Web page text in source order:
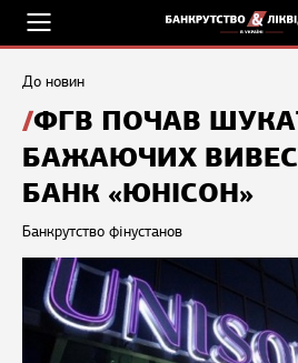
До новин
ФГВ ПОЧАВ
БАЖАЮЧИХ
БАНК «ЮНІСОН»
Банкрутство фінустанов